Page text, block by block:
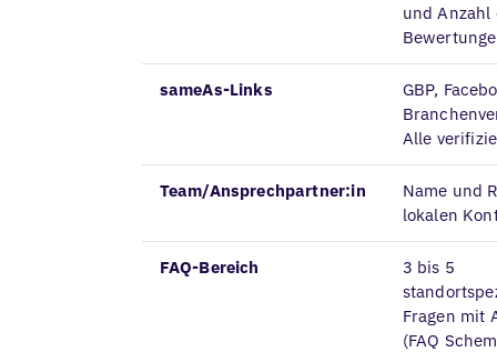
und Anzahl
sameAs-Links
GBP,
Alle
Team/Ansprechpartner:in
Name und
lokalen
FAQ-Bereich
3 bis 5
Fragen mit
(FAQ